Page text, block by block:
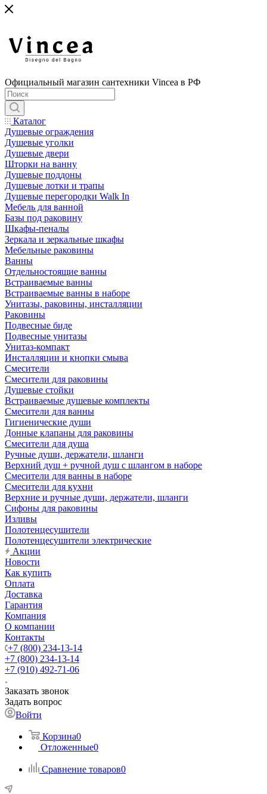
Официальный магазин сантехники Vincea в РФ
Каталог
Душевые ограждения
Душевые уголки
Душевые двери
Шторки на ванну
Душевые поддоны
Душевые лотки и трапы
Душевые перегородки Walk In
Мебель для ванной
Базы под раковину
Шкафы-пеналы
Зеркала и зеркальные шкафы
Мебельные раковины
Ванны
Отдельностоящие ванны
Встраиваемые ванны
Встраиваемые ванны в наборе
Унитазы, раковины, инсталляции
Раковины
Подвесные биде
Подвесные унитазы
Унитаз-компакт
Инсталляции и кнопки смыва
Смесители
Смесители для раковины
Душевые стойки
Встраиваемые душевые комплекты
Смесители для ванны
Гигиенические души
Донные клапаны для раковины
Смесители для душа
Ручные души, держатели, шланги
Верхний душ + ручной душ с шлангом в наборе
Смесители для ванны в наборе
Смесители для кухни
Верхние и ручные души, держатели, шланги
Сифоны для раковины
Изливы
Полотенцесушители
Полотенцесушители электрические
Акции
Новости
Как купить
Оплата
Доставка
Гарантия
Компания
О компании
Контакты
+7 (800) 234-13-14
+7 (800) 234-13-14
+7 (910) 492-71-06
Заказать звонок
Задать вопрос
Войти
Корзина0
Отложенные0
Сравнение товаров0